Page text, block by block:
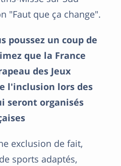
"Faut que ça change".
poussez un coup de
que la France
des Jeux
l'inclusion lors des
seront organisés
exclusion de fait,
sports adaptés,